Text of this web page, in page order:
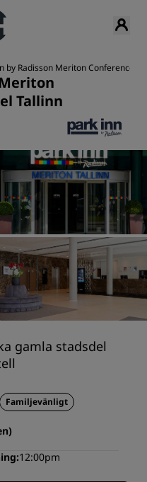
by Radisson Meriton Conference &
Tallinn
gamla stadsdel
Familjevänligt
12:00pm